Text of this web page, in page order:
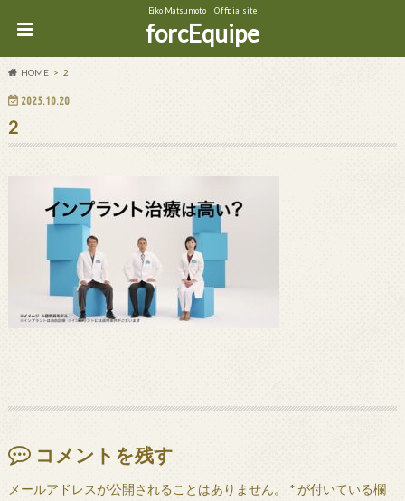
Eiko Matsumoto Official site
forcEquipe
HOME 2
2025.10.20
2
コメントを残す
メールアドレスが公開されることはありません。 *が付いている欄